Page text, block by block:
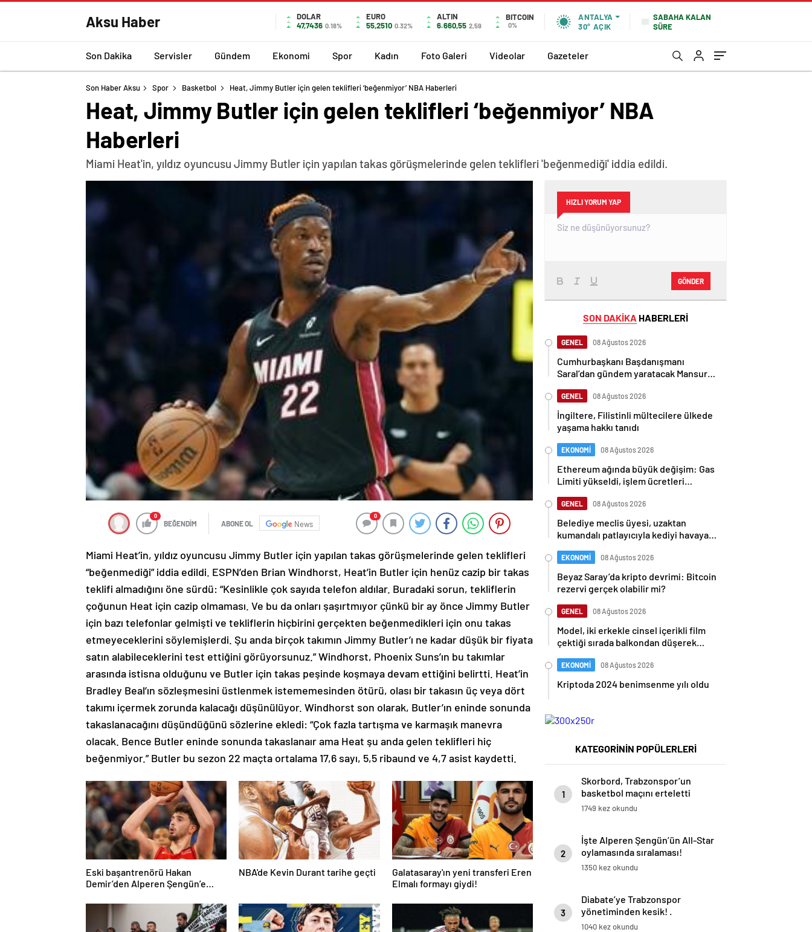
Aksu Haber
DOLAR
47,7436 0.18%
EURO
55,2510 0.32%
ALTIN
6.660,55 2,59
BITCOIN
0%
ANTALYA
30° AÇIK
SABAHA KALAN
SÜRE
Son Dakika Servisler Gündem Ekonomi Spor Kadın Foto Galeri Videolar Gazeteler
Son Haber Aksu Spor Basketbol Heat, Jimmy Butler için gelen teklifleri ‘beğenmiyor’ NBA Haberleri
Heat, Jimmy Butler için gelen teklifleri ‘beğenmiyor’ NBA
Haberleri
Miami Heat'in, yıldız oyuncusu Jimmy Butler için yapılan takas görüşmelerinde gelen teklifleri 'beğenmediği' iddia edildi.
0
BEĞENDİM ABONE OL News
0
Miami Heat’in, yıldız oyuncusu Jimmy Butler için yapılan takas görüşmelerinde gelen teklifleri
“beğenmediği” iddia edildi. ESPN’den Brian Windhorst, Heat’in Butler için henüz cazip bir takas
teklifi almadığını öne sürdü: “Kesinlikle çok sayıda telefon aldılar. Buradaki sorun, tekliflerin
çoğunun Heat için cazip olmaması. Ve bu da onları şaşırtmıyor çünkü bir ay önce Jimmy Butler
için bazı telefonlar gelmişti ve tekliflerin hiçbirini gerçekten beğenmedikleri için onu takas
etmeyeceklerini söylemişlerdi. Şu anda birçok takımın Jimmy Butler’ı ne kadar düşük bir fiyata
satın alabileceklerini test ettiğini görüyorsunuz.” Windhorst, Phoenix Suns’ın bu takımlar
arasında istisna olduğunu ve Butler için takas peşinde koşmaya devam ettiğini belirtti. Heat’in
Bradley Beal’ın sözleşmesini üstlenmek istememesinden ötürü, olası bir takasın üç veya dört
takımı içermek zorunda kalacağı düşünülüyor. Windhorst son olarak, Butler’ın eninde sonunda
takaslanacağını düşündüğünü sözlerine ekledi: “Çok fazla tartışma ve karmaşık manevra
olacak. Bence Butler eninde sonunda takaslanaır ama Heat şu anda gelen teklifleri hiç
beğenmiyor.” Butler bu sezon 22 maçta ortalama 17,6 sayı, 5,5 ribaund ve 4,7 asist kaydetti.
Eski başantrenörü Hakan
Demir’den Alperen Şengün’e
NBA'de Kevin Durant tarihe geçti
Galatasaray'ın yeni transferi Eren
Elmalı formayı giydi!
HIZLI YORUM YAP
GÖNDER
SON DAKİKA HABERLERİ
GENEL 08 Ağustos 2026
Cumhurbaşkanı Başdanışmanı
Saral’dan gündem yaratacak Mansur
GENEL 08 Ağustos 2026
İngiltere, Filistinli mültecilere ülkede
yaşama hakkı tanıdı
EKONOMİ 08 Ağustos 2026
Ethereum ağında büyük değişim: Gas
Limiti yükseldi, işlem ücretleri
GENEL 08 Ağustos 2026
Belediye meclis üyesi, uzaktan
kumandalı patlayıcıyla kediyi havaya
EKONOMİ 08 Ağustos 2026
Beyaz Saray’da kripto devrimi: Bitcoin
rezervi gerçek olabilir mi?
GENEL 08 Ağustos 2026
Model, iki erkekle cinsel içerikli film
çektiği sırada balkondan düşerek
EKONOMİ 08 Ağustos 2026
Kriptoda 2024 benimsenme yılı oldu
KATEGORİNİN POPÜLERLERİ
1
Skorbord, Trabzonspor’un
basketbol maçını erteletti
1749 kez okundu
2
İşte Alperen Şengün’ün All-Star
oylamasında sıralaması!
1350 kez okundu
3
Diabate’ye Trabzonspor
yönetiminden kesik! .
1040 kez okundu